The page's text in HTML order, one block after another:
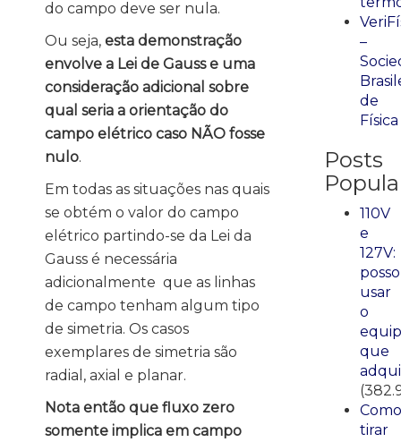
do campo deve ser nula.
Ou seja, esta demonstração
envolve a Lei de Gauss e uma
consideração adicional sobre
qual seria a orientação do
campo elétrico caso NÃO fosse
nulo.
Em todas as situações nas quais
se obtém o valor do campo
elétrico partindo-se da Lei da
Gauss é necessária
adicionalmente que as linhas
de campo tenham algum tipo
de simetria. Os casos
exemplares de simetria são
radial, axial e planar.
Nota então que fluxo zero
somente implica em campo
–
de
Física
Posts
110V
e
127V:
posso
usar
o
que
Como
tirar